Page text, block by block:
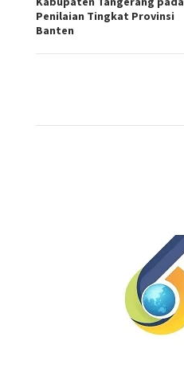
Penilaian Tingkat Provinsi
Banten